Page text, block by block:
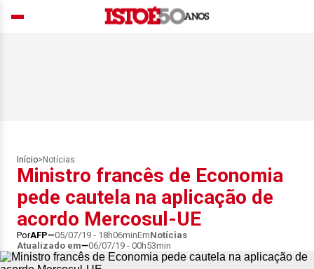
Início> Notícias
Ministro francês de Economia
pede cautela na aplicação de
acordo Mercosul-UE
PorAFP 05/07/19 - 18h06minEmNotícias
Atualizado em
06/07/19 - 00h53min